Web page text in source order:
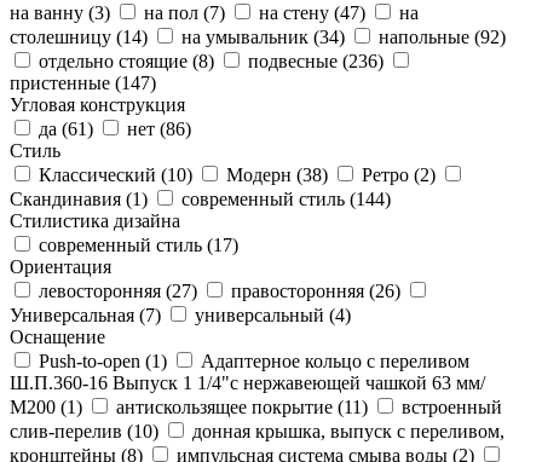
на ванну (3) на пол (7) на стену (47)
на
столешницу (14) на умывальник (34) напольные (92)
отдельно стоящие (8) подвесные (236)
пристенные (147)
Угловая конструкция
да (61) нет (86)
Стиль
Классический (10) Модерн (38) Ретро (2)
Скандинавия (1) современный стиль (144)
Стилистика дизайна
современный стиль (17)
Ориентация
левосторонняя (27) правосторонняя (26)
Универсальная (7) универсальный (4)
Оснащение
Push-to-open (1)
Адаптерное кольцо с переливом
Ш.П.360-16 Выпуск 1 1/4"с нержавеющей чашкой 63 мм/
М200 (1) антискользящее покрытие (11)
встроенный
слив-перелив (10)
донная крышка, выпуск с переливом,
кронштейны (8) импульсная система смыва воды (2)